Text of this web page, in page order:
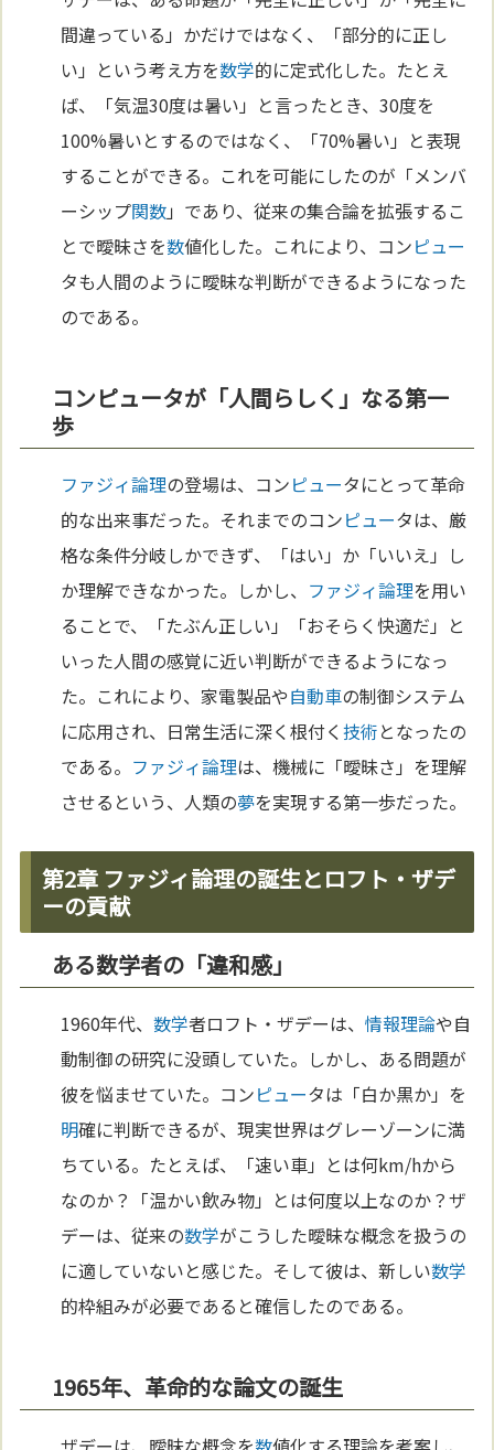
間違っている」かだけではなく、「部分的に正し
い」という考え方を数学的に定式化した。たとえ
ば、「気温30度は暑い」と言ったとき、30度を
100%暑いとするのではなく、「70%暑い」と表現
することができる。これを可能にしたのが「メンバ
ーシップ関数」であり、従来の集合論を拡張するこ
とで曖昧さを数値化した。これにより、コンピュー
タも人間のように曖昧な判断ができるようになった
のである。
コンピュータが「人間らしく」なる第一
歩
ファジィ論理の登場は、コンピュータにとって革命
的な出来事だった。それまでのコンピュータは、厳
格な条件分岐しかできず、「はい」か「いいえ」し
か理解できなかった。しかし、 ファジィ論理を用い
ることで、「たぶん正しい」「おそらく快適だ」と
いった人間の感覚に近い判断ができるようになっ
た。これにより、家電製品や自動車の制御システム
に応用され、日常生活に深く根付く技術となったの
である。 ファジィ論理は、機械に「曖昧さ」を理解
させるという、人類の夢を実現する第一歩だった。
第2章 ファジィ論理の誕生とロフト・ザデ
ーの貢献
ある数学者の「違和感」
1960年代、数学者ロフト・ザデーは、情報理論や自
動制御の研究に没頭していた。しかし、ある問題が
彼を悩ませていた。コンピュータは「白か黒か」を
明確に判断できるが、現実世界はグレーゾーンに満
ちている。たとえば、「速い車」とは何km/hから
なのか？「温かい飲み物」とは何度以上なのか？ザ
デーは、従来の数学がこうした曖昧な概念を扱うの
に適していないと感じた。そして彼は、新しい数学
的枠組みが必要であると確信したのである。
1965年、革命的な論文の誕生